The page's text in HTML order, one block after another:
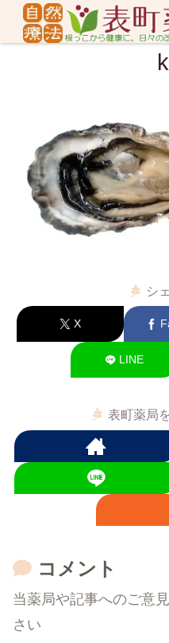
シ
X
LINE
表町薬局
コメント
当薬局や記事へのご意
さい